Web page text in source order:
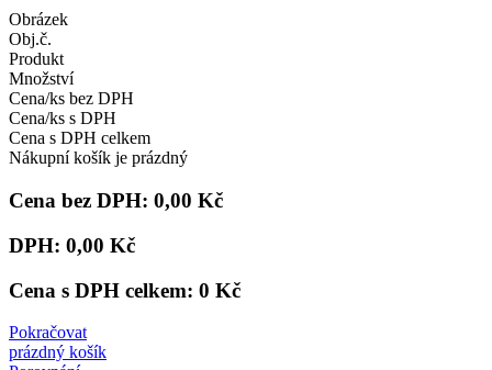
Obrázek
Obj.č.
Produkt
Množství
Cena/ks bez DPH
Cena/ks s DPH
Cena s DPH celkem
Nákupní košík je prázdný
Cena bez DPH: 0,00 Kč
DPH: 0,00 Kč
Cena s DPH celkem: 0 Kč
Pokračovat
prázdný košík